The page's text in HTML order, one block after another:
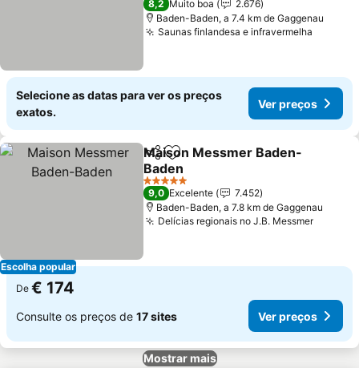
8,2 Muito boa
2.676
Baden-Baden, a 7.4 km de Gaggenau
Saunas finlandesa e infravermelha
Selecione as datas para ver os preços
exatos.
Ver preços
Escolha popular
PartilharAdicionar aos favoritos
Maison Messmer Baden-
Baden
Ver preços
5 Estrelas
9,0 Excelente
7.452
Baden-Baden, a 7.8 km de Gaggenau
Delícias regionais no J.B. MessmerVer
De € 174
Consulte os preços de 17 sites Ver preços
Mostrar mais